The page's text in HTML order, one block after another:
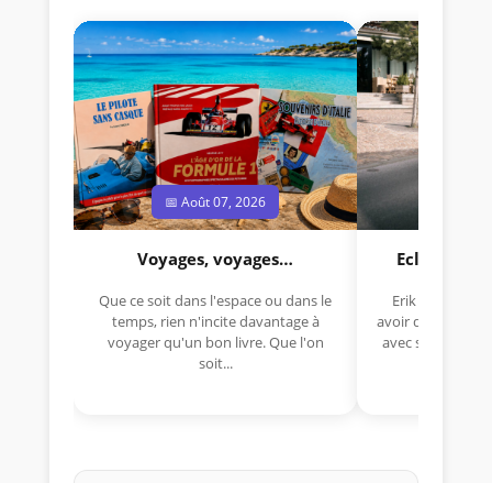
📅 Août 07, 2026
Voyages, voyages…
Que ce soit dans l'espace ou dans le
temps, rien n'incite davantage à
voyager qu'un bon livre. Que l'on
soit...
Eclectica
Erik Comas,
avoir déjà
avec sa Lancia